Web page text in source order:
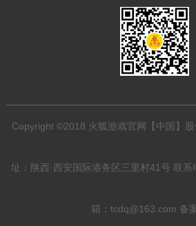
Copyright ©2018 火狐游戏官网【中国】
址：陕西·西安国际港务区三里村41号 联
箱：tcdq@163.com 备